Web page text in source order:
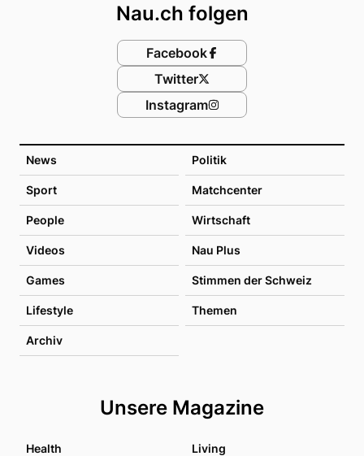
News Politik
Sport Matchcenter
People Wirtschaft
Videos Nau Plus
Games Stimmen der Schweiz
Lifestyle Themen
Archiv
Unsere Magazine
Health Living
Nau.ch folgen
Facebook
Twitter
Instagram